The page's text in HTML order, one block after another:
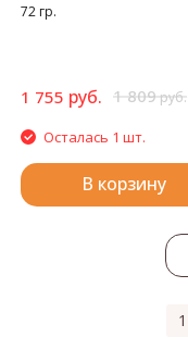
72 гр.
1 755 руб. 1 809руб.
Осталась 1 шт.
В корзину
1